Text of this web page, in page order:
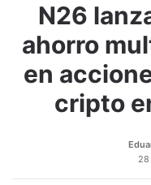
N26
ahorro
en
cripto